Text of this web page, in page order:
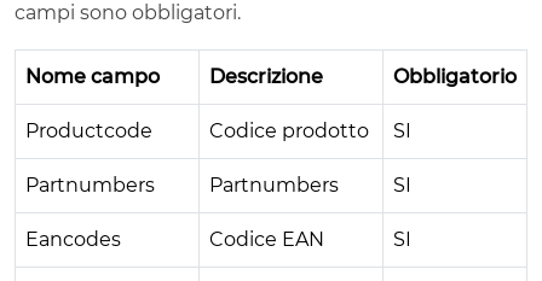
campi sono obbligatori.
Nome campo Descrizione Obbligatorio
Productcode Codice prodotto SI
Partnumbers Partnumbers SI
Eancodes Codice EAN SI